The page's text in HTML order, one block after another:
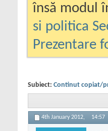
însă modul
si politica
Prezentare
Subiect: Continut copiat/
4th January 2012, 14:57